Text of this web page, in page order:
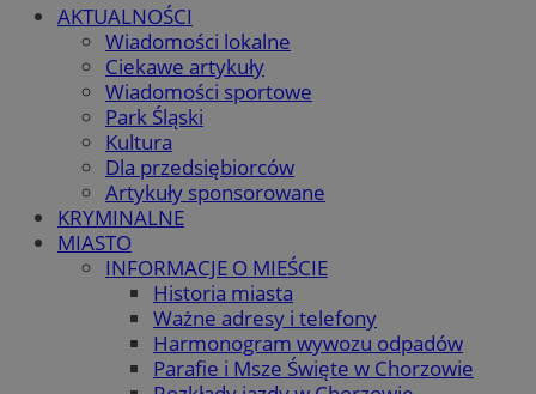
AKTUALNOŚCI
Wiadomości lokalne
Ciekawe artykuły
Wiadomości sportowe
Park Śląski
Kultura
Dla przedsiębiorców
Artykuły sponsorowane
KRYMINALNE
MIASTO
INFORMACJE O MIEŚCIE
Historia miasta
Ważne adresy i telefony
Harmonogram wywozu odpadów
Parafie i Msze Święte w Chorzowie